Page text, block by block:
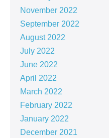
November 2022
September 2022
August 2022
July 2022
June 2022
April 2022
March 2022
February 2022
January 2022
December 2021